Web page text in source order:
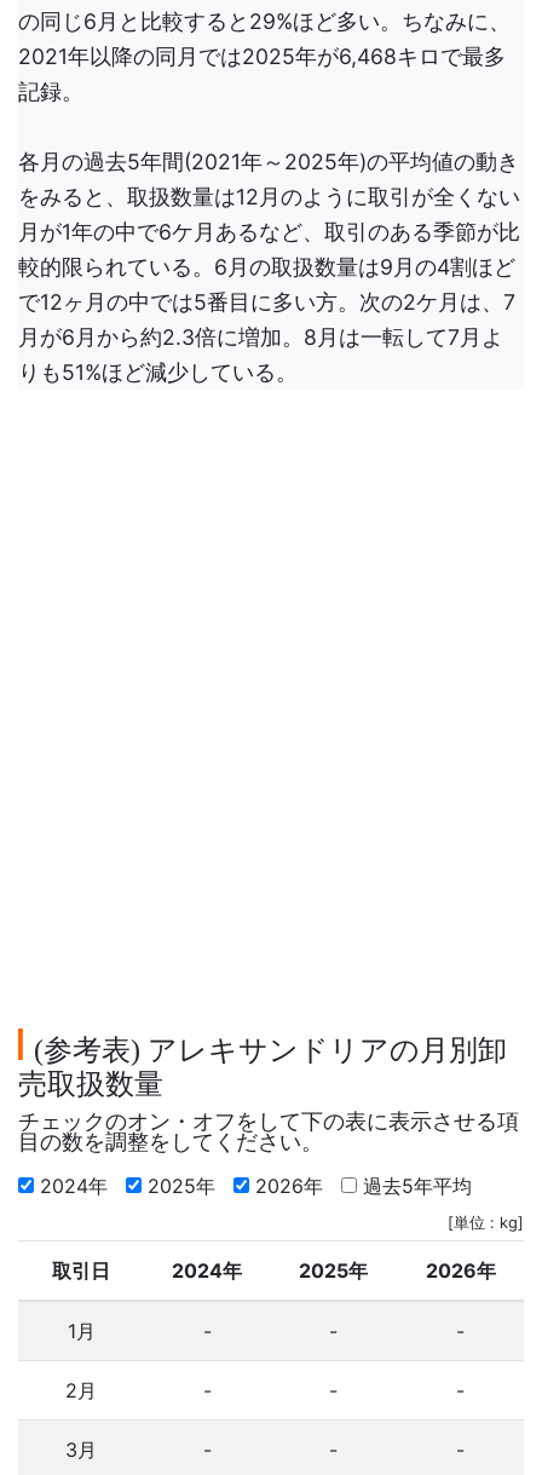
の同じ6月と比較すると29%ほど多い。ちなみに、
2021年以降の同月では2025年が6,468キロで最多
記録。
各月の過去5年間(2021年～2025年)の平均値の動き
をみると、取扱数量は12月のように取引が全くない
月が1年の中で6ケ月あるなど、取引のある季節が比
較的限られている。6月の取扱数量は9月の4割ほど
で12ヶ月の中では5番目に多い方。次の2ケ月は、7
月が6月から約2.3倍に増加。8月は一転して7月よ
りも51%ほど減少している。
(参考表) アレキサンドリアの月別卸
売取扱数量
チェックのオン・オフをして下の表に表示させる項
目の数を調整をしてください。
2024年 2025年 2026年 過去5年平均
[単位 : kg]
取引日 2024年 2025年 2026年
1月 - - -
2月 - - -
3月 - - -